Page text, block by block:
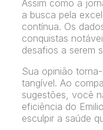
Assim como a
a busca pela
contínua. Os
conquistas
desafios a serem
Sua opinião
tangível. Ao
sugestões, você
eficiência do
esculpir a saúde